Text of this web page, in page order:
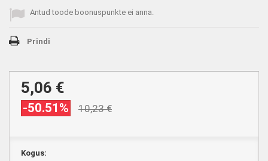
Antud toode boonuspunkte ei anna.
Prindi
5,06 €
-50.51% 10,23 €
Kogus: